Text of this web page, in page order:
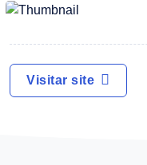
Visitar site